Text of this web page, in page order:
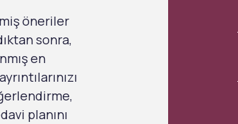
öneriler
sonra,
en
planını